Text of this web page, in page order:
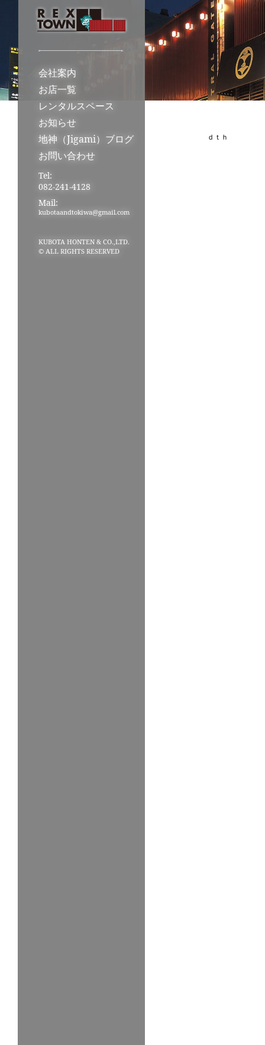
会社案内
お店一覧
レンタルスペース
お知らせ
地神（Jigami）ブログ
お問い合わせ
Tel:
082-241-4128
Mail:
kubotaandtokiwa@gmail.com
KUBOTA HONTEN & CO.,LTD.
© ALL RIGHTS RESERVED
ｄｔｈ